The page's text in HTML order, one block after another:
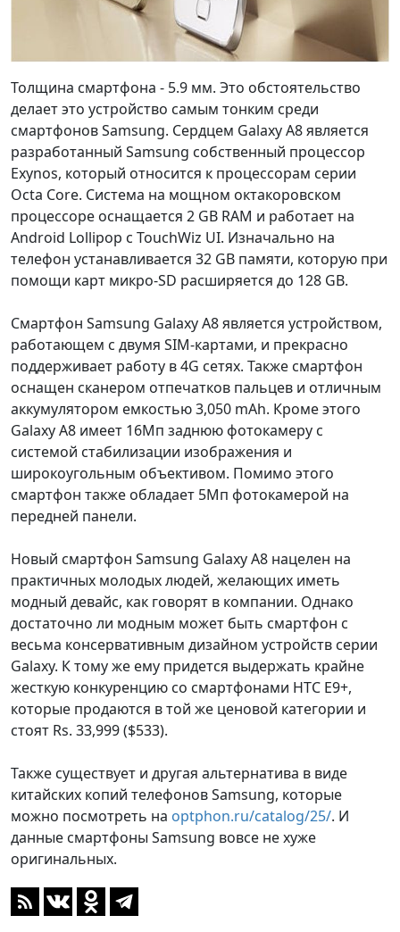
Толщина смартфона - 5.9 мм. Это обстоятельство
делает это устройство самым тонким среди
смартфонов Samsung. Сердцем Galaxy A8 является
разработанный Samsung собственный процессор
Exynos, который относится к процессорам серии
Octa Core. Система на мощном октакоровском
процессоре оснащается 2 GB RAM и работает на
Android Lollipop с TouchWiz UI. Изначально на
телефон устанавливается 32 GB памяти, которую при
помощи карт микро-SD расширяется до 128 GB.
Смартфон Samsung Galaxy A8 является устройством,
работающем с двумя SIM-картами, и прекрасно
поддерживает работу в 4G сетях. Также смартфон
оснащен сканером отпечатков пальцев и отличным
аккумулятором емкостью 3,050 mAh. Кроме этого
Galaxy A8 имеет 16Мп заднюю фотокамеру с
системой стабилизации изображения и
широкоугольным объективом. Помимо этого
смартфон также обладает 5Мп фотокамерой на
передней панели.
Новый смартфон Samsung Galaxy A8 нацелен на
практичных молодых людей, желающих иметь
модный девайс, как говорят в компании. Однако
достаточно ли модным может быть смартфон с
весьма консервативным дизайном устройств серии
Galaxy. К тому же ему придется выдержать крайне
жесткую конкуренцию со смартфонами HTC E9+,
которые продаются в той же ценовой категории и
стоят Rs. 33,999 ($533).
Также существует и другая альтернатива в виде
китайских копий телефонов Samsung, которые
можно посмотреть на optphon.ru/catalog/25/. И
данные смартфоны Samsung вовсе не хуже
оригинальных.